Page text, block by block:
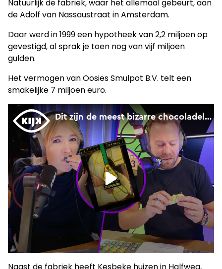
Natuurlijk de fabriek, waar het allemaal gebeurt, aan
de Adolf van Nassaustraat in Amsterdam.
Daar werd in 1999 een hypotheek van 2,2 miljoen op
gevestigd, al sprak je toen nog van vijf miljoen
gulden.
Het vermogen van Oosies Smulpot B.V. telt een
smakelijke 7 miljoen euro.
Naast de fabriek heeft Kesbeke huizen in Halfweg,